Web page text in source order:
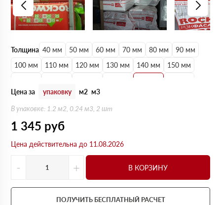
Толщина 40 мм 50 мм 60 мм 70 мм 80 мм
90 мм
100 мм
110 мм 120 мм 130 мм 140 мм
150 мм
220 мм
230 мм 240 мм
Цена за упаковку м2 м3
В упаковке: 1.2 м2, 0.24 м3, 2 шт
1 345 руб
Цена действительна до 11.08.2026
- + В КОРЗИНУ
ПОЛУЧИТЬ БЕСПЛАТНЫЙ РАСЧЕТ